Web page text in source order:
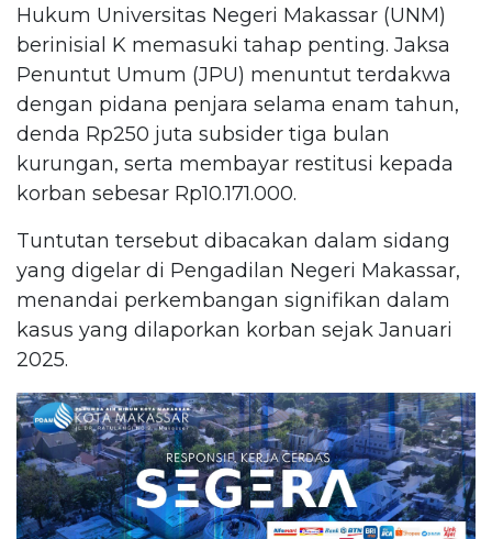
Hukum Universitas Negeri Makassar (UNM)
berinisial K memasuki tahap penting. Jaksa
Penuntut Umum (JPU) menuntut terdakwa
dengan pidana penjara selama enam tahun,
denda Rp250 juta subsider tiga bulan
kurungan, serta membayar restitusi kepada
korban sebesar Rp10.171.000.
Tuntutan tersebut dibacakan dalam sidang
yang digelar di Pengadilan Negeri Makassar,
menandai perkembangan signifikan dalam
kasus yang dilaporkan korban sejak Januari
2025.